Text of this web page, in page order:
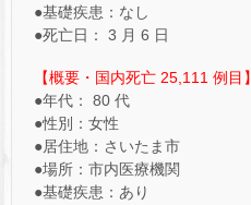
●基礎疾患：なし
●死亡日： 3 月 6 日
【概要・国内死亡 25,111 例目】
●年代： 80 代
●性別：女性
●居住地：さいたま市
●場所：市内医療機関
●基礎疾患：あり